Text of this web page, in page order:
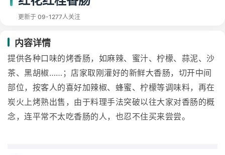
更新于 09-1277人关注
内容详情
提供各种口味的烤香肠，如麻辣、蜜汁、柠檬、蒜泥、沙
茶、黑胡椒……；店家取刚灌好的新鲜大香肠，切开中间
部位，按客人的喜好加辣椒、蜂蜜、柠檬等调味料，再在
炭火上烤熟出售，由于料理手法突破以往大家对香肠的概
念，连平常不太吃香肠的人，也忍不住买来尝尝。